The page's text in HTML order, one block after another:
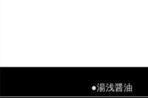
●湯浅醤油